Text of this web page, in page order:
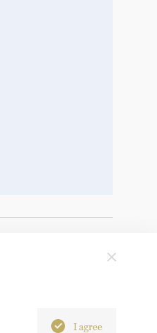
I agree